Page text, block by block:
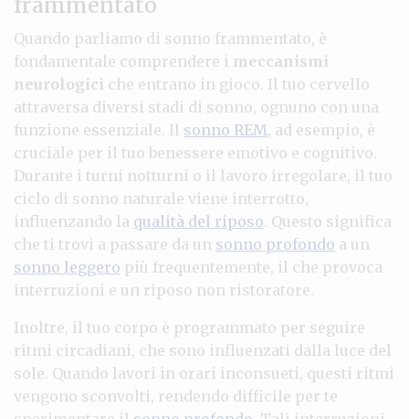
Quando parliamo di sonno frammentato, è
fondamentale comprendere i meccanismi
neurologici che entrano in gioco. Il tuo cervello
attraversa diversi stadi di sonno, ognuno con una
funzione essenziale. Il sonno REM, ad esempio, è
cruciale per il tuo benessere emotivo e cognitivo.
Durante i turni notturni o il lavoro irregolare, il tuo
ciclo di sonno naturale viene interrotto,
influenzando la qualità del riposo. Questo significa
che ti trovi a passare da un sonno profondo a un
sonno leggero più frequentemente, il che provoca
interruzioni e un riposo non ristoratore.
Inoltre, il tuo corpo è programmato per seguire
ritmi circadiani, che sono influenzati dalla luce del
sole. Quando lavori in orari inconsueti, questi ritmi
vengono sconvolti, rendendo difficile per te